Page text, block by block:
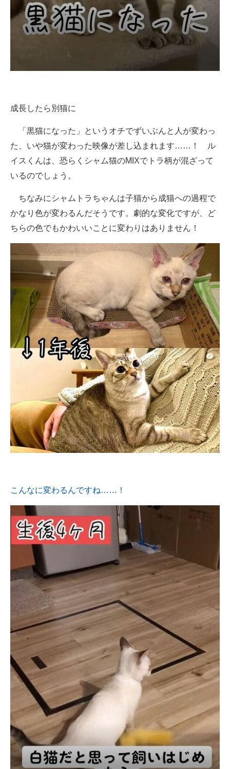
成長したら別猫に
「黒猫になった」というオチでずいぶんと人が変わっ
た、いや猫が変わった映像が差し込まれます……！ ル
イスくんは、恐らくシャム猫のMIXでトラ柄が混ざって
いるのでしょう。
ちなみにシャムトラちゃんは子猫から成猫への過程で
かなり色が変わるんだそうです。劇的な変化ですが、ど
ちらの色でもかわいいことに変わりはありません！
こんなに変わるんですね……！